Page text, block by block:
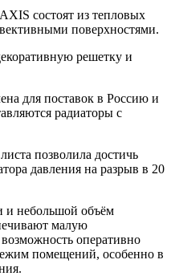
состоят из тепловых
поверхностями.
решетку и
для поставок в Россию и
радиаторы с
позволила достичь
давления на разрыв в 20
и небольшой объём
малую
оперативно
помещений, особенно в